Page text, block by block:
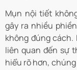
Mụn nội tiết
gây ra nhiều
không đúng cách.
liên quan đến sự
hiểu rõ hơn,